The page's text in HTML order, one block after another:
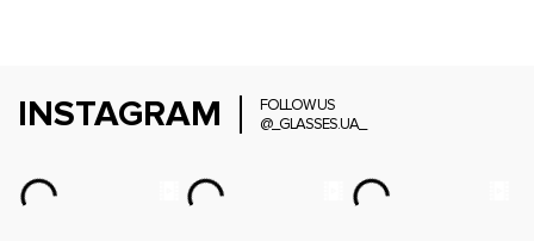
INSTAGRAM
FOLLOW US
@_GLASSES.UA_